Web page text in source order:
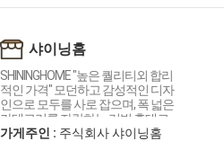
샤이닝홈
SHININGHOME "높은 퀄리티외 합리
적인 가격" 모던하고 감성적인 디자
인으로 모두를 사로 잡으며, 폭 넓은
카테고리를 자랑하는 리빙 홈데코
인테리어 샤이닝홈입니다.
가게주인 : 주식회사 샤이닝홈